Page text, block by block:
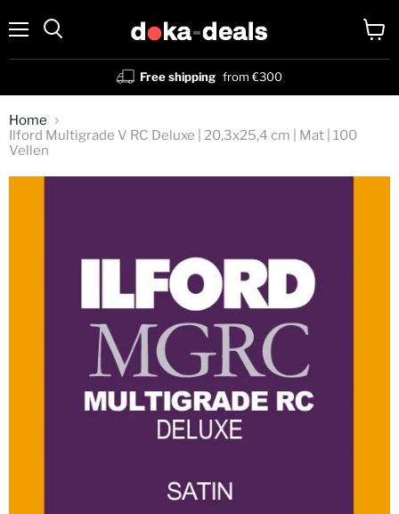
Free shipping from €300
cart
Home
Ilford Multigrade V RC Deluxe | 20,3x25,4 cm | Mat | 100
Vellen